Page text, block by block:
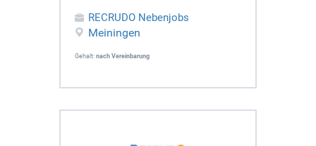
RECRUDO Nebenjobs
Meiningen
Gehalt: nach Vereinbarung